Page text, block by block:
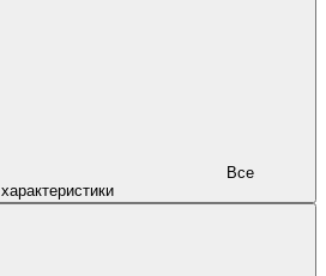
характеристики